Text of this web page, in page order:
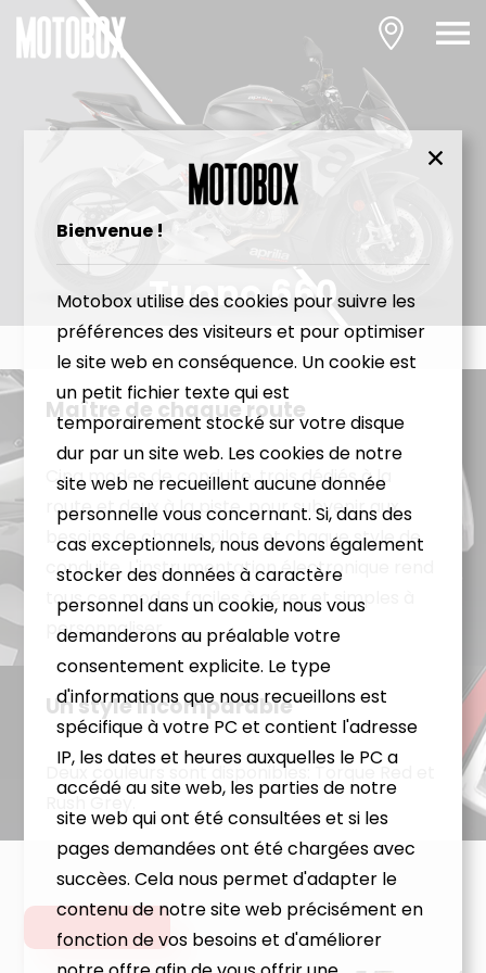
Bienvenue !
Motobox utilise des cookies pour suivre les
préférences des visiteurs et pour optimiser
le site web en conséquence. Un cookie est
un petit fichier texte qui est
temporairement stocké sur votre disque
dur par un site web. Les cookies de notre
site web ne recueillent aucune donnée
personnelle vous concernant. Si, dans des
cas exceptionnels, nous devons également
stocker des données à caractère
personnel dans un cookie, nous vous
demanderons au préalable votre
consentement explicite. Le type
d'informations que nous recueillons est
spécifique à votre PC et contient l'adresse
IP, les dates et heures auxquelles le PC a
accédé au site web, les parties de notre
site web qui ont été consultées et si les
pages demandées ont été chargées avec
succèes. Cela nous permet d'adapter le
contenu de notre site web précisément en
fonction de vos besoins et d'améliorer
Tuono 660
Maître de chaque route
Cinq modes de conduite, trois dédiés à la
route et deux à la piste, pour subvenir aux
besoins de chaque pilote et chaque style de
conduite. L'instrumentation électronique rend
tous ces modes faciles à gérer et simples à
personnaliser.
Un style incomparable
Deux couleurs sont disponibles: Torque Red et